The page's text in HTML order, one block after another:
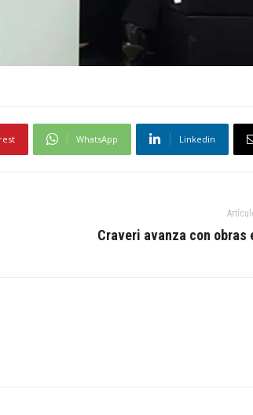
WhatsApp Linkedin
Craveri avanza con obras